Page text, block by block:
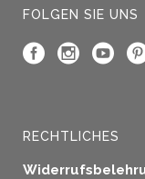
FOLGEN SIE UNS
RECHTLICHES